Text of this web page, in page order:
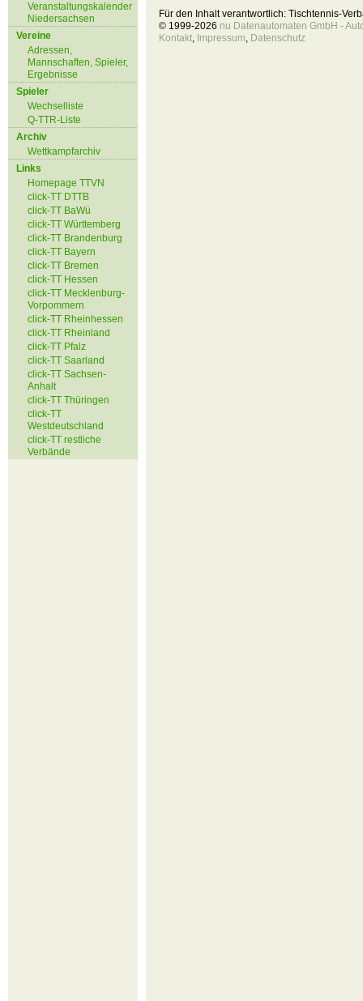
Veranstaltungskalender
Niedersachsen
Vereine
Adressen,
Mannschaften, Spieler,
Ergebnisse
Spieler
Wechselliste
Q-TTR-Liste
Archiv
Wettkampfarchiv
Links
Homepage TTVN
click-TT DTTB
click-TT BaWü
click-TT Württemberg
click-TT Brandenburg
click-TT Bayern
click-TT Bremen
click-TT Hessen
click-TT Mecklenburg-
Vorpommern
click-TT Rheinhessen
click-TT Rheinland
click-TT Pfalz
click-TT Saarland
click-TT Sachsen-
Anhalt
click-TT Thüringen
click-TT
Westdeutschland
click-TT restliche
Verbände
Für den Inhalt verantwortlich: Tischtennis-
© 1999-2026 nu Datenautomaten GmbH -
Kontakt, Impressum, Datenschutz